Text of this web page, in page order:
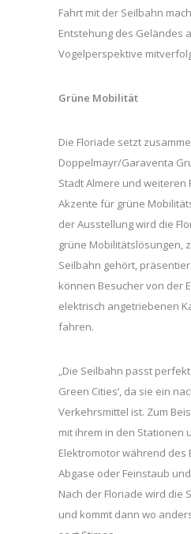
Fahrt mit der Seilbahn
Entstehung des Geländes
Vogelperspektive
Grüne Mobilität
Die Floriade setzt
Doppelmayr/Garaventa
Stadt Almere und weiteren
Akzente für grüne
der Ausstellung wird die
grüne Mobilitätslösungen,
Seilbahn gehört,
können Besucher von der
elektrisch angetriebenen
fahren.
„Die Seilbahn passt
Green Cities‘, da sie ein
Verkehrsmittel ist. Zum
mit ihrem in den Stationen
Elektromotor während des
Abgase oder Feinstaub
Nach der Floriade wird die
und kommt dann wo